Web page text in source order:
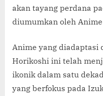
akan tayang perdana
diumumkan oleh
Anime yang diadaptasi
Horikoshi ini telah
ikonik dalam satu
yang berfokus pada